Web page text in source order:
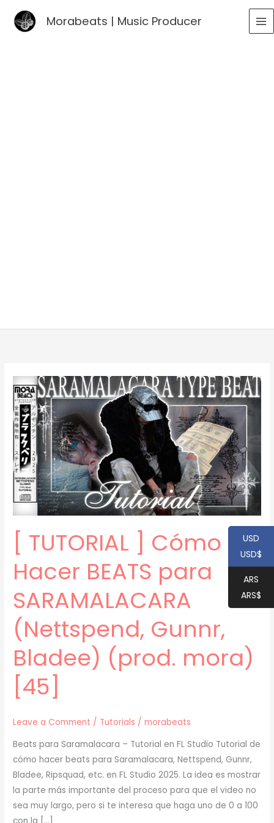
Morabeats | Music Producer
[ TUTORIAL ] Cómo
Hacer BEATS para
SARAMALACARA
(Nettspend, Gunnr,
Bladee) (prod. mora)
[45]
Leave a Comment / Tutorials /morabeats
Beats para Saramalacara – Tutorial en FL Studio Tutorial de
cómo hacer beats para Saramalacara, Nettspend, Gunnr,
Bladee, Ripsquad, etc. en FL Studio 2025. La idea es mostrar
la parte más importante del proceso para que el video no
sea muy largo, pero si te interesa que haga uno de 0 a 100
USD
USD$
ARS
ARS$